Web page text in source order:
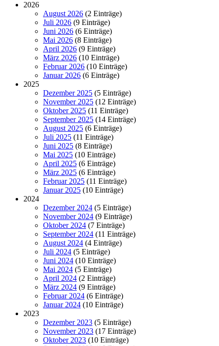
2026
August 2026 (2 Einträge)
Juli 2026 (9 Einträge)
Juni 2026 (6 Einträge)
Mai 2026 (8 Einträge)
April 2026 (9 Einträge)
März 2026 (10 Einträge)
Februar 2026 (10 Einträge)
Januar 2026 (6 Einträge)
2025
Dezember 2025 (5 Einträge)
November 2025 (12 Einträge)
Oktober 2025 (11 Einträge)
September 2025 (14 Einträge)
August 2025 (6 Einträge)
Juli 2025 (11 Einträge)
Juni 2025 (8 Einträge)
Mai 2025 (10 Einträge)
April 2025 (6 Einträge)
März 2025 (6 Einträge)
Februar 2025 (11 Einträge)
Januar 2025 (10 Einträge)
2024
Dezember 2024 (5 Einträge)
November 2024 (9 Einträge)
Oktober 2024 (7 Einträge)
September 2024 (11 Einträge)
August 2024 (4 Einträge)
Juli 2024 (5 Einträge)
Juni 2024 (10 Einträge)
Mai 2024 (5 Einträge)
April 2024 (2 Einträge)
März 2024 (9 Einträge)
Februar 2024 (6 Einträge)
Januar 2024 (10 Einträge)
2023
Dezember 2023 (5 Einträge)
November 2023 (17 Einträge)
Oktober 2023 (10 Einträge)